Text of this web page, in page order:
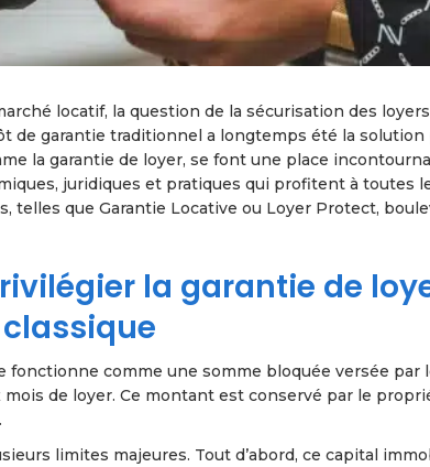
locatif, la question de la sécurisation des
de garantie traditionnel a longtemps été la solution
la garantie de loyer, se font une place
juridiques et pratiques qui profitent à toutes
telles que Garantie Locative ou Loyer Protect,
la garantie de
comme une somme bloquée versée par
de loyer. Ce montant est conservé par le
limites majeures. Tout d’abord, ce capital